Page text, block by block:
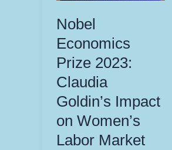
Nobel
Economics
Prize 2023:
Claudia
Goldin’s Impact
on Women’s
Labor Market